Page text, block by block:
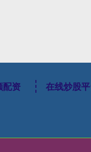
配资 在线炒股